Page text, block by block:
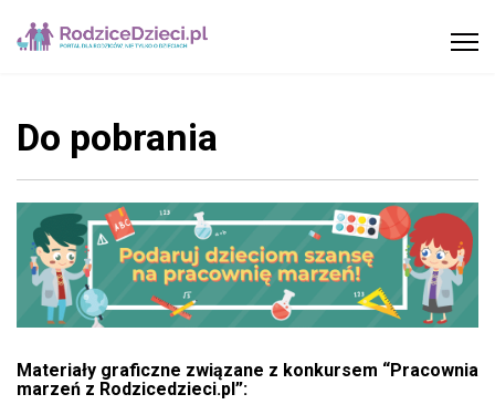
Do pobrania
Materiały graficzne związane z konkursem “Pracownia
marzeń z Rodzicedzieci.pl”: